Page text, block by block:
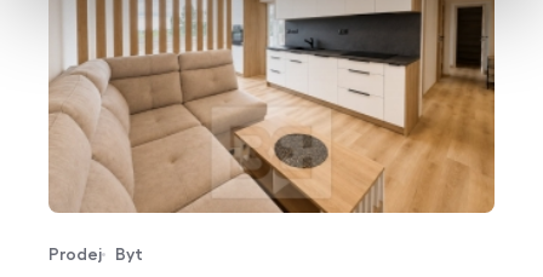
Typ nabídky
Prodej
Typ nemovitosti
Byt